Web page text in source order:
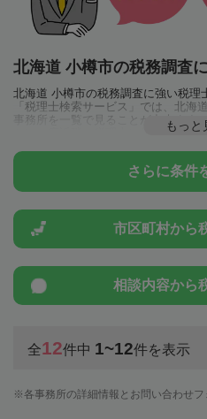
北海道 小樽市の税務調査
北海道 小樽市の税務調査に強い税理
「税理士検索サービス」では、北海
事務所を一覧で見ることが出来ます
とは一度近隣の税理士に相談してみ
もっと
さらに条件
市区町村から
相談内容から
全12件中 1~12件を表示
各事務所の詳細情報とお問い合わせ